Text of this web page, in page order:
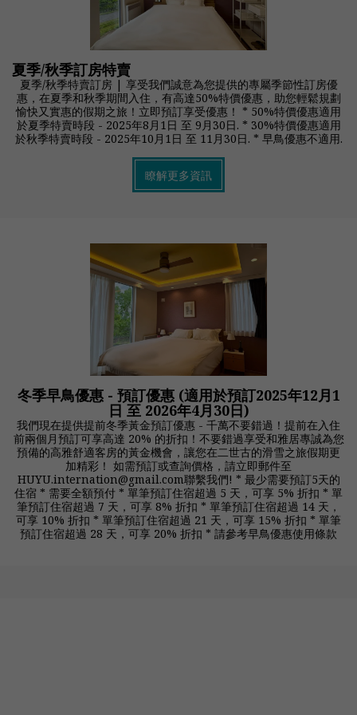
夏季/秋季訂房特賣
夏季/秋季特賣訂房 | 享受我們誠意為您提供的專屬季節性訂房優
惠，在夏季和秋季期間入住，有高達50%特價優惠，助您輕鬆規劃
愉快又實惠的假期之旅！立即預訂享受優惠！ * 50%特價優惠適用
於夏季特賣時段 - 2025年8月1日 至 9月30日. * 30%特價優惠適用
於秋季特賣時段 - 2025年10月1日 至 11月30日. * 早鳥優惠不適用.
瞭解更多資訊
冬季早鳥優惠 - 預訂優惠 (適用於預訂2025年12月1
日 至 2026年4月30日)
我們現在提供提前冬季黃金預訂優惠 - 千萬不要錯過！提前在入住
前兩個月預訂可享高達 20% 的折扣！不要錯過享受和雅居專誠為您
預備的高雅舒適客房的黃金機會，讓您在二世古的滑雪之旅假期更
加精彩！ 如需預訂或查詢價格，請立即郵件至
HUYU.internation@gmail.com聯繫我們! * 最少需要預訂5天的
住宿 * 需要全額預付 * 單筆預訂住宿超過 5 天，可享 5% 折扣 * 單
筆預訂住宿超過 7 天，可享 8% 折扣 * 單筆預訂住宿超過 14 天，
可享 10% 折扣 * 單筆預訂住宿超過 21 天，可享 15% 折扣 * 單筆
預訂住宿超過 28 天，可享 20% 折扣 * 請參考早鳥優惠使用條款